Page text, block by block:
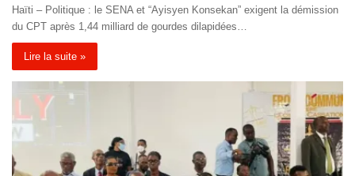
Haïti – Politique : le SENA et “Ayisyen Konsekan” exigent la démission
du CPT après 1,44 milliard de gourdes dilapidées…
Lire la suite »